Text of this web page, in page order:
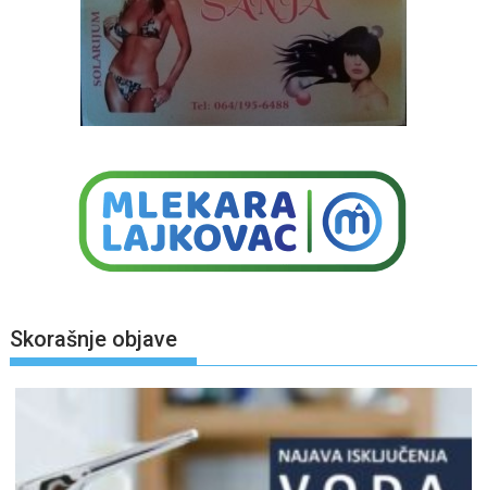
Skorašnje objave